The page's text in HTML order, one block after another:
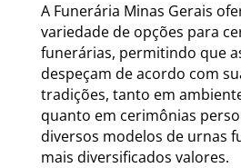
A Funerária Minas Gerais
variedade de opções para
funerárias, permitindo que
despeçam de acordo com
tradições, tanto em
quanto em cerimônias
diversos modelos de urnas
mais diversificados valores.